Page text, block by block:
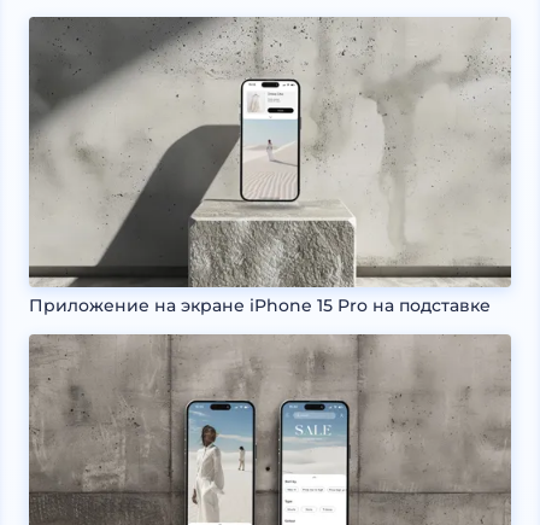
Приложение на экране iPhone 15 Pro на подставке